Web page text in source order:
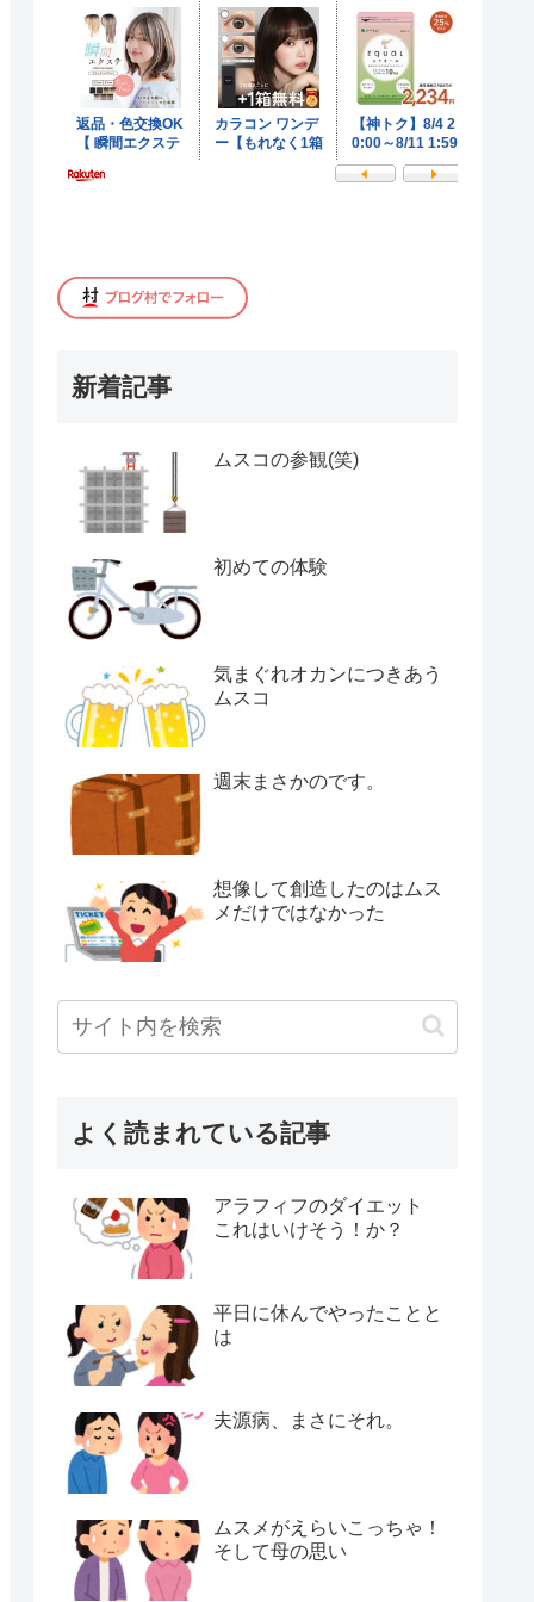
新着記事
ムスコの参観(笑)
初めての体験
気まぐれオカンにつきあう
ムスコ
週末まさかのです。
想像して創造したのはムス
メだけではなかった
よく読まれている記事
アラフィフのダイエット
これはいけそう！か？
平日に休んでやったことと
は
夫源病、まさにそれ。
ムスメがえらいこっちゃ！
そして母の思い